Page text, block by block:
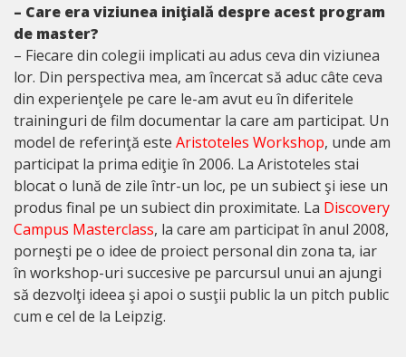
– Care era viziunea iniţială despre acest program
de master?
– Fiecare din colegii implicati au adus ceva din viziunea
lor. Din perspectiva mea, am încercat să aduc câte ceva
din experienţele pe care le-am avut eu în diferitele
traininguri de film documentar la care am participat. Un
model de referinţă este Aristoteles Workshop, unde am
participat la prima ediţie în 2006. La Aristoteles stai
blocat o lună de zile într-un loc, pe un subiect şi iese un
produs final pe un subiect din proximitate. La Discovery
Campus Masterclass, la care am participat în anul 2008,
porneşti pe o idee de proiect personal din zona ta, iar
în workshop-uri succesive pe parcursul unui an ajungi
să dezvolţi ideea şi apoi o susţii public la un pitch public
cum e cel de la Leipzig.